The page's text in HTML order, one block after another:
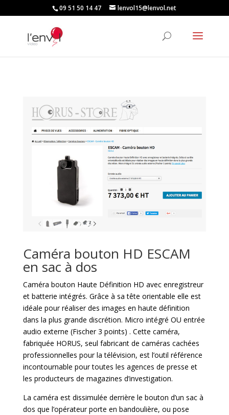
09 51 50 14 47 lenvol15@lenvol.net
Caméra bouton HD ESCAM
en sac à dos
Caméra bouton Haute Définition HD avec enregistreur
et batterie intégrés. Grâce à sa tête orientable elle est
idéale pour réaliser des images en haute définition
dans la plus grande discrétion. Micro intégré OU entrée
audio externe (Fischer 3 points) . Cette caméra,
fabriquée HORUS, seul fabricant de caméras cachées
professionnelles pour la télévision, est l’outil référence
incontournable pour toutes les agences de presse et
les producteurs de magazines d’investigation.
La caméra est dissimulée derrière le bouton d’un sac à
dos que l’opérateur porte en bandoulière, ou pose